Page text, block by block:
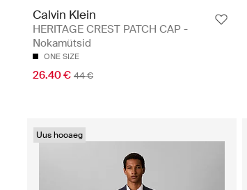
Calvin Klein
HERITAGE CREST PATCH CAP -
Nokamütsid
ONE SIZE
26.40 € 44 €
Uus hooaeg